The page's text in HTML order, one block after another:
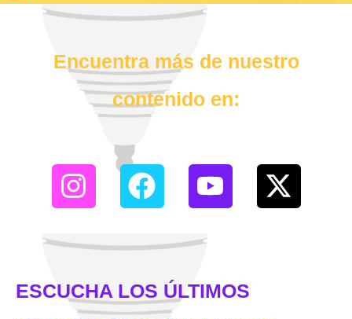
Encuentra más de nuestro
contenido en:
ESCUCHA LOS ÚLTIMOS